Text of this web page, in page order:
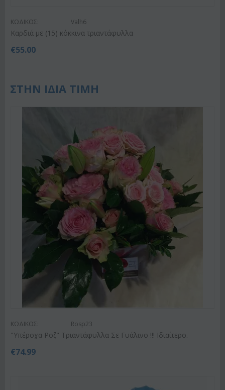
ΚΩΔΙΚΟΣ: Valh6
Καρδιά με (15) κόκκινα τριαντάφυλλα
€55.00
ΣΤΗΝ ΙΔΙΑ ΤΙΜΗ
ΚΩΔΙΚΟΣ: Rosp23
"Υπέροχα Ροζ" Τριαντάφυλλα Σε Γυάλινο !!! Ιδιαίτερο.
€74.99